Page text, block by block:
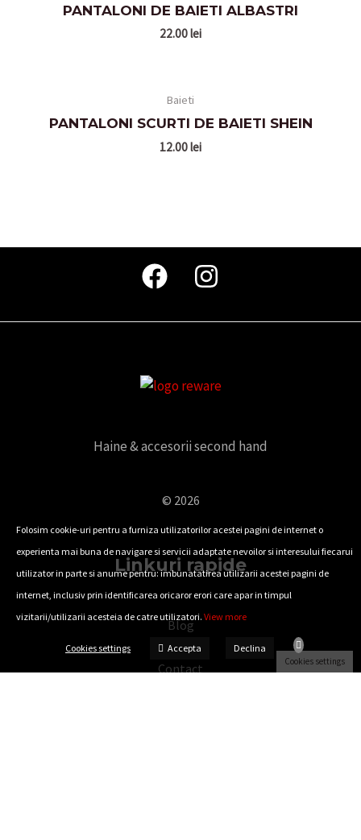
PANTALONI DE BAIETI ALBASTRI
22.00lei
Baieti
PANTALONI SCURTI DE BAIETI SHEIN
12.00lei
Haine & accesorii second hand
© 2026
Linkuri rapide
Blog
Checkout
Contact
Folosim cookie-uri pentru a furniza utilizatorilor acestei pagini de internet o
experienta mai buna de navigare si servicii adaptate nevoilor si interesului fiecarui
utilizator in parte si anume pentru: imbunatatirea utilizarii acestei pagini de
internet, inclusiv prin identificarea oricaror erori care apar in timpul
vizitarii/utilizarii acesteia de catre utilizatori. View more
Cookies settings Accepta Declina
Cookies settings